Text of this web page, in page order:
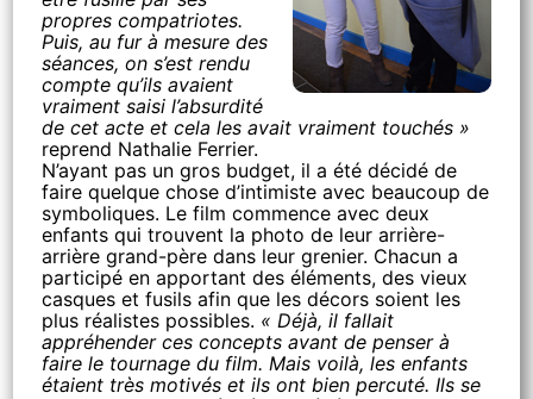
propres compatriotes.
Puis, au fur à mesure des
séances, on s’est rendu
compte qu’ils avaient
vraiment saisi l’absurdité
de cet acte et cela les avait vraiment touchés »
reprend Nathalie Ferrier.
N’ayant pas un gros budget, il a été décidé de
faire quelque chose d’intimiste avec beaucoup de
symboliques. Le film commence avec deux
enfants qui trouvent la photo de leur arrière-
arrière grand-père dans leur grenier. Chacun a
participé en apportant des éléments, des vieux
casques et fusils afin que les décors soient les
plus réalistes possibles. « Déjà, il fallait
appréhender ces concepts avant de penser à
faire le tournage du film. Mais voilà, les enfants
étaient très motivés et ils ont bien percuté. Ils se